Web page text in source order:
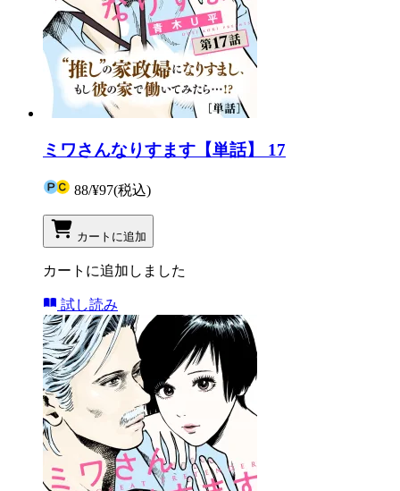
ミワさんなりすます【単話】 17
88/¥97(税込)
カートに追加
カートに追加しました
試し読み